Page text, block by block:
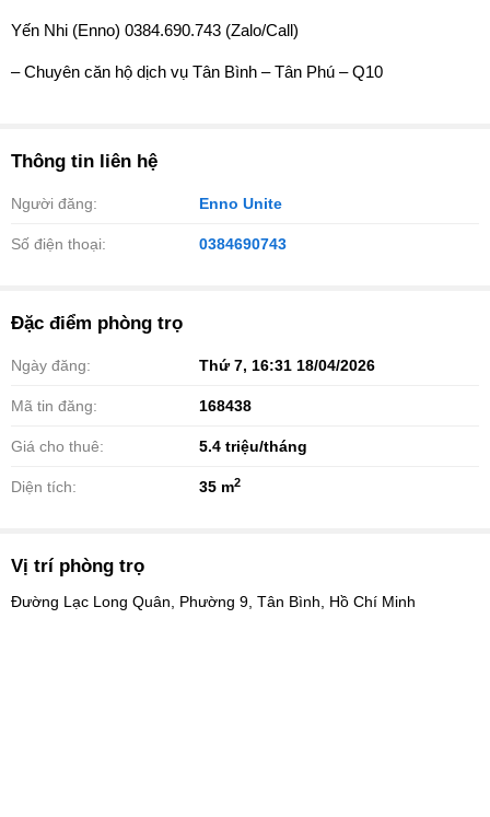
Yến Nhi (Enno) 0384.690.743 (Zalo/Call)
– Chuyên căn hộ dịch vụ Tân Bình – Tân Phú – Q10
Thông tin liên hệ
Người đăng: Enno Unite
Số điện thoại: 0384690743
Đặc điểm phòng trọ
Ngày đăng: Thứ 7, 16:31 18/04/2026
Mã tin đăng: 168438
Giá cho thuê: 5.4 triệu/tháng
Diện tích: 35 m2
Vị trí phòng trọ
Đường Lạc Long Quân, Phường 9, Tân Bình, Hồ Chí Minh